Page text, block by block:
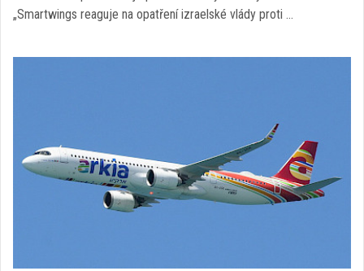
„Smartwings reaguje na opatření izraelské vlády proti …